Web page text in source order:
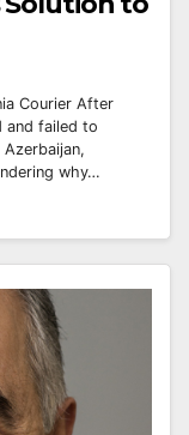
Courier After
and failed to
why…